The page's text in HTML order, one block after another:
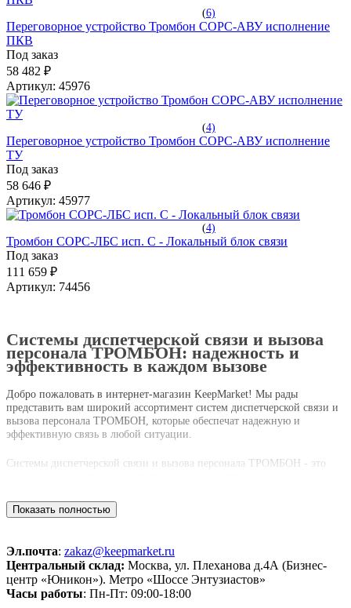
(6)
Переговорное устройство Тромбон СОРС-АВУ исполнение
ПКВ
Под заказ
58 482 ₽
Артикул: 45976
(4)
Переговорное устройство Тромбон СОРС-АВУ исполнение
ТУ
Под заказ
58 646 ₽
Артикул: 45977
(4)
Тромбон СОРС-ЛБС исп. С - Локальный блок связи
Под заказ
111 659 ₽
Артикул: 74456
Системы диспетчерской связи и вызова
персонала ТРОМБОН: надежность и
эффективность в каждом вызове
Добро пожаловать в интернет-магазин KeepMarket! Мы рады
представить вам широкий ассортимент систем диспетчерской связи и
вызова персонала ТРОМБОН, которые обеспечат надежную и
эффективную связь в любой ситуации.
Системы диспетчерской связи и вызова персонала ТРОМБОН - это
обеспечить связь в больнице, отеле, ресторане или офисе, наши
системы гарантируют быстрое и надежное взаимодействие между
Преимущества систем диспетчерской связи и вызова персонала
ТРОМБОН:
Мгновенная связь: наши системы обеспечивают моментальную
Показать полностью
Эл.почта: zakaz@keepmarket.ru
Центральный склад: Москва, ул. Плеханова д.4А (Бизнес-
центр «Юникон»). Метро «Шоссе Энтузиастов»
Часы работы: Пн-Пт: 09:00-18:00